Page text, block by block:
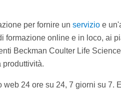
per fornire un servizio e
formazione online e in loco, ai
Beckman Coulter Life
produttività.
24 ore su 24, 7 giorni su 7.